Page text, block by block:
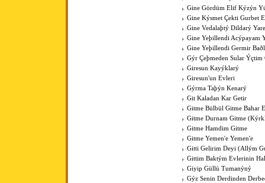
Gine Gördüm Elif Kýzýn
Gine Kýsmet Çekti Gurbet
Gine Vedalaþtý Dildarý
Gine Yeþillendi Acýpayam
Gine Yeþillendi Germir
Gýr Çeþmeden Sular Ýçtim
Giresun Kayýklarý
Giresun'un Evleri
Gýrma Taþýn Kenarý
Git Kaladan Kar Getir
Gitme Bülbül Gitme Bahar
Gitme Durnam Gitme
Gitme Hamdim Gitme
Gitme Yemen'e Yemen'e
Gitti Gelirim Deyi (Allým
Gittim Baktým Evlerinin
Giyip Güllü Tumanýný
Gýz Senin Derdinden